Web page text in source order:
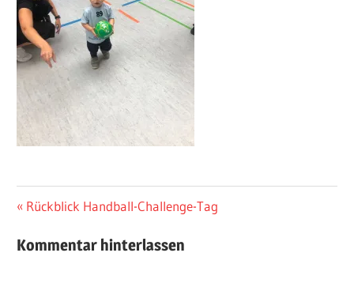
Beitragsnavigation
Vorheriger
Rückblick Handball-Challenge-Tag
Kommentar hinterlassen